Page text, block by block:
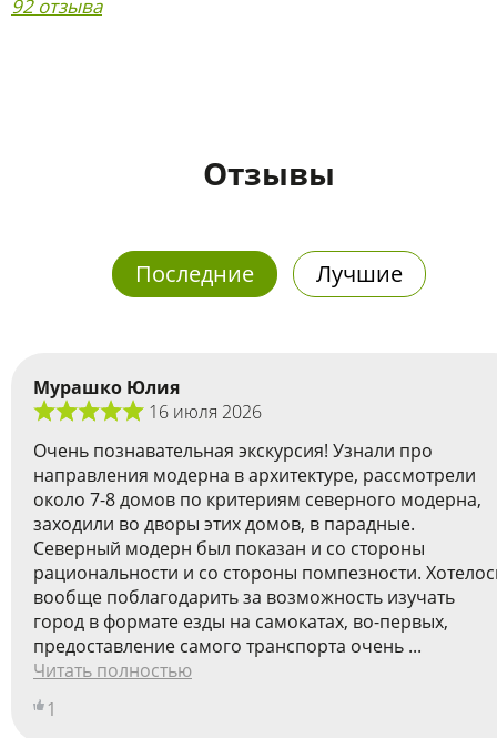
92 отзыва
Отзывы
Последние Лучшие
Мурашко Юлия
16 июля 2026
Очень познавательная экскурсия! Узнали про
направления модерна в архитектуре, рассмотрели
около 7-8 домов по критериям северного модерна,
заходили во дворы этих домов, в парадные.
Cеверный модерн был показан и со стороны
рациональности и со стороны помпезности.
вообще поблагодарить за возможность изучать
город в формате езды на самокатах, во-первых,
предоставление самого транспорта очень ...
Читать полностью
1